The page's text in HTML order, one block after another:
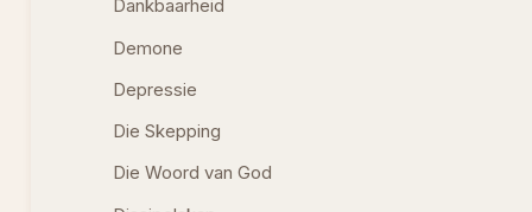
Dankbaarheid
Demone
Depressie
Die Skepping
Die Woord van God